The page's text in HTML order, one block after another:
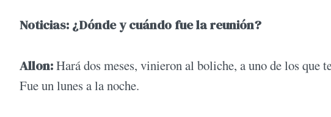
Noticias: ¿Dónde y cuándo fue la reunión?
Allon:Hará dos meses, vinieron al boliche, a uno de los que
Fue un lunes a la noche.